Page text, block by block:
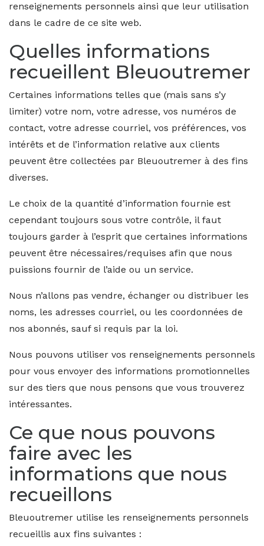
renseignements personnels ainsi que leur utilisation
dans le cadre de ce site web.
Quelles informations
recueillent Bleuoutremer
Certaines informations telles que (mais sans s’y
limiter) votre nom, votre adresse, vos numéros de
contact, votre adresse courriel, vos préférences, vos
intérêts et de l’information relative aux clients
peuvent être collectées par Bleuoutremer à des fins
diverses.
Le choix de la quantité d’information fournie est
cependant toujours sous votre contrôle, il faut
toujours garder à l’esprit que certaines informations
peuvent être nécessaires/requises afin que nous
puissions fournir de l’aide ou un service.
Nous n’allons pas vendre, échanger ou distribuer les
noms, les adresses courriel, ou les coordonnées de
nos abonnés, sauf si requis par la loi.
Nous pouvons utiliser vos renseignements personnels
pour vous envoyer des informations promotionnelles
sur des tiers que nous pensons que vous trouverez
intéressantes.
Ce que nous pouvons
faire avec les
informations que nous
recueillons
Bleuoutremer utilise les renseignements personnels
recueillis aux fins suivantes :